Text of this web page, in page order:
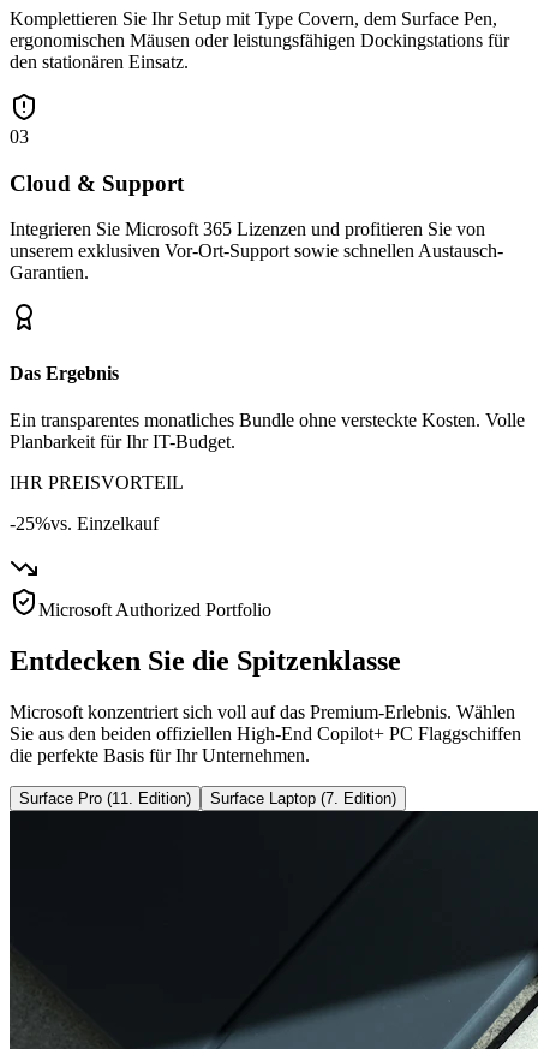
Komplettieren Sie Ihr Setup mit Type Covern, dem Surface Pen,
ergonomischen Mäusen oder leistungsfähigen Dockingstations für
den stationären Einsatz.
03
Cloud & Support
Integrieren Sie Microsoft 365 Lizenzen und profitieren Sie von
unserem exklusiven Vor-Ort-Support sowie schnellen Austausch-
Garantien.
Das Ergebnis
Ein transparentes monatliches Bundle ohne versteckte Kosten. Volle
Planbarkeit für Ihr IT-Budget.
IHR PREISVORTEIL
-25%vs. Einzelkauf
Microsoft Authorized Portfolio
Entdecken Sie die Spitzenklasse
Microsoft konzentriert sich voll auf das Premium-Erlebnis. Wählen
Sie aus den beiden offiziellen High-End Copilot+ PC Flaggschiffen
die perfekte Basis für Ihr Unternehmen.
Surface Pro (11. Edition) Surface Laptop (7. Edition)